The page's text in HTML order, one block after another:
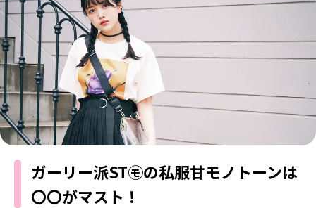
ファッションニュース
モデル私服
着回し
着痩せ
BEAUTY
ビューティニュース
トレンドメイク
ベストコスメ
ヘアアレンジ・ヘアケア
スキンケア
ボディケア
SCHOOL
スクールニュース
制服コーデ
学校ヘアメイク
勉強・受験・進路
ENTERTAINMENT
エンタメニュース
なにわ男子
K-POP
LIFESTYLE
ライフスタイルニュース
JKランキング・アワード
モデルの購入品
おでかけ
JK TREND
MODELS
MODEL'S BLOG
ガーリー派ST㋲の私服甘モノトーンは
〇〇がマスト！